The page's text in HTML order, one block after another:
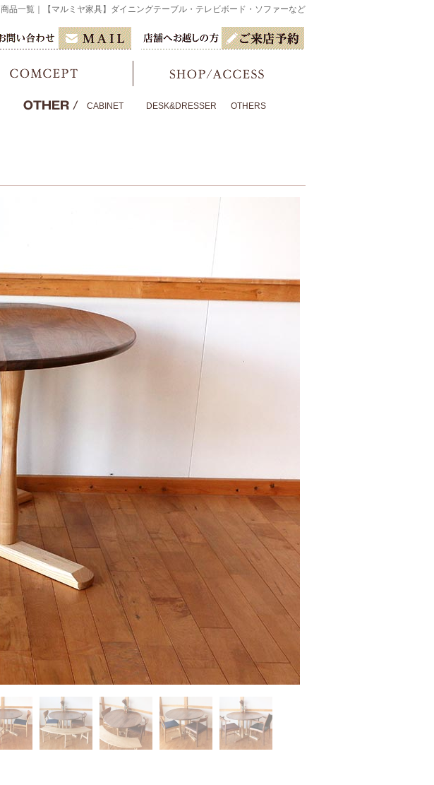
商品一覧｜【マルミヤ家具】ダイニングテーブル・テレビボード・ソファーなど
CABINET DESK&DRESSER OTHERS